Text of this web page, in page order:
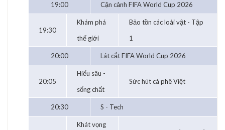
19:00 Cận cảnh FIFA World Cup 2026
19:30
Khám phá
thế giới
Bảo tồn các loài vật - Tập
1
20:00 Lát cắt FIFA World Cup 2026
20:05
Hiểu sâu -
sống chất
Sức hút cà phê Việt
20:30 S - Tech
Khát vọng